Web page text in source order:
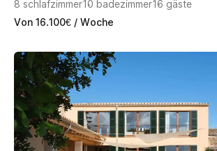
8 schlafzimmer10 badezimmer16 gäste
Von 16.100€ / Woche